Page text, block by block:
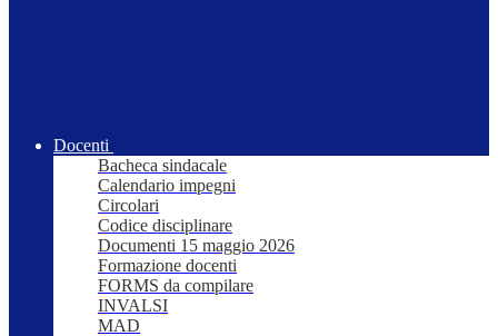
Docenti
Bacheca sindacale
Calendario impegni
Circolari
Codice disciplinare
Documenti 15 maggio 2026
Formazione docenti
FORMS da compilare
INVALSI
MAD